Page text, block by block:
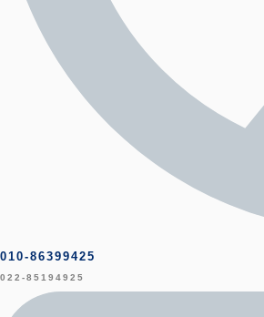
010-86399425
022-85194925